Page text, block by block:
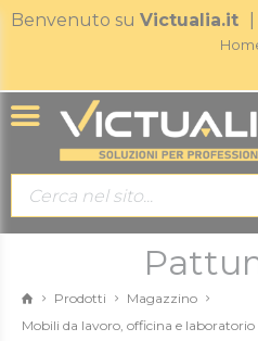
Benvenuto su Victualia.it
Prodotti
Magazzino
Mobili da lavoro, officina e laboratorio